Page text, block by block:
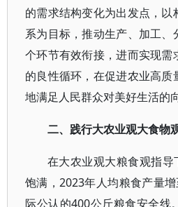
的需求结构变化为出发点，
系为目标，推动生产、加工、
个环节有效衔接，进而实现需
的良性循环，在促进农业高
地满足人民群众对美好生活的向
二、践行大农业观大食物
在大农业观大粮食观指导
饱满，2023年人均粮食产量
际公认的400公斤粮食安全线